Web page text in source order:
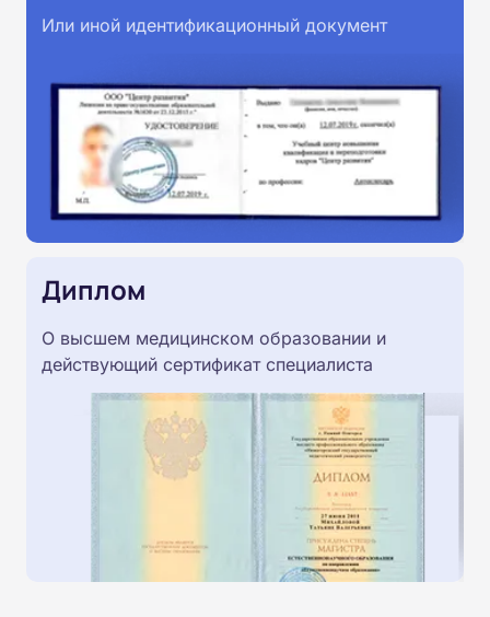
Или иной идентификационный документ
Диплом
О высшем медицинском образовании и
действующий сертификат специалиста